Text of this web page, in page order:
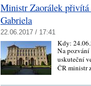
Ministr Zaorálek přivítá
Gabriela
22.06.2017 / 17:41
Kdy:
Na
uskuteční
ČR